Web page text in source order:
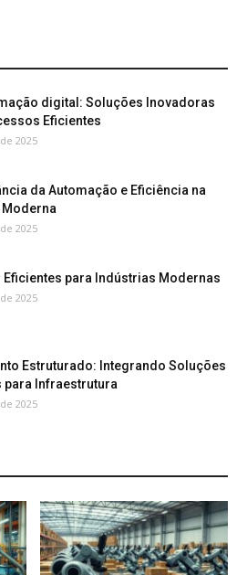
digital: Soluções Inovadoras
Eficientes
2025
da Automação e Eficiência na
2025
para Indústrias Modernas
2025
Estruturado: Integrando Soluções
para Infraestrutura
2025